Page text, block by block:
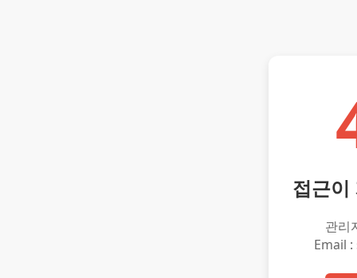
접근이
관리
Email